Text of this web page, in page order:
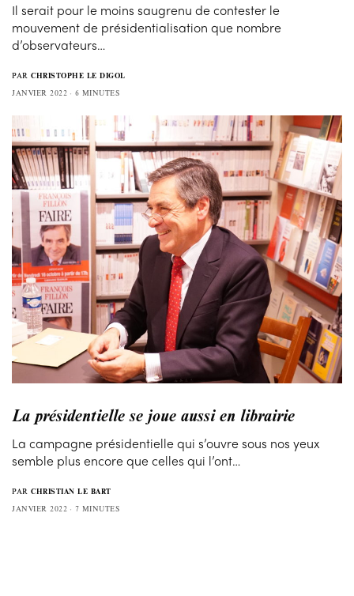
Il serait pour le moins saugrenu de contester le
mouvement de présidentialisation que nombre
d’observateurs…
PAR CHRISTOPHE LE DIGOL
JANVIER 2022
6 MINUTES
La présidentielle se joue aussi en librairie
La campagne présidentielle qui s’ouvre sous nos yeux
semble plus encore que celles qui l’ont…
PAR CHRISTIAN LE BART
JANVIER 2022
7 MINUTES